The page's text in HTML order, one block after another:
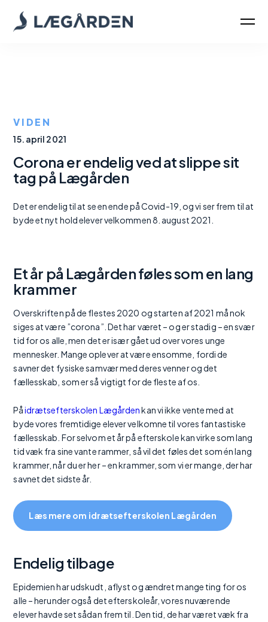
VIDEN
15. april 2021
Corona er endelig ved at slippe sit
tag på Lægården
Det er endelig til at se en ende på Covid-19, og vi ser frem til at
byde et nyt hold elever velkommen 8. august 2021.
Et år på Lægården føles som en lang
krammer
Overskriften på de flestes 2020 og starten af 2021 må nok
siges at være ”corona”. Det har været – og er stadig – en svær
tid for os alle, men det er især gået ud over vores unge
mennesker. Mange oplever at være ensomme, fordi de
savner det fysiske samvær med deres venner og det
fællesskab, som er så vigtigt for de fleste af os.
Påidrætsefterskolen Lægårdenkan vi ikke vente med at
byde vores fremtidige elever velkomne til vores fantastiske
fællesskab. For selvom et år på efterskole kan virke som lang
tid væk fra sine vante rammer, så vil det føles det som én lang
krammer, når du er her – en krammer, som vi er mange, der har
savnet det sidste år.
Læs mere om idrætsefterskolen Lægården
Endelig tilbage
Epidemien har udskudt, aflyst og ændret mange ting for os
alle – herunder også det efterskoleår, vores nuværende
elever havde set sådan frem til. Den tid, de har været væk fra